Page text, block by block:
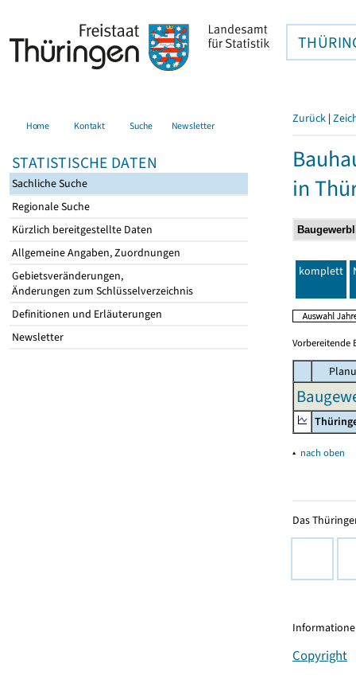
Home Kontakt Suche Newsletter
STATISTISCHE DATEN
Sachliche Suche
Regionale Suche
Kürzlich bereitgestellte Daten
Allgemeine Angaben, Zuordnungen
Gebietsveränderungen,
Änderungen zum Schlüsselverzeichnis
Definitionen und Erläuterungen
Newsletter
Zurück |
in
komplett
Vorbereitende
▴ nach oben
Das
Copyright